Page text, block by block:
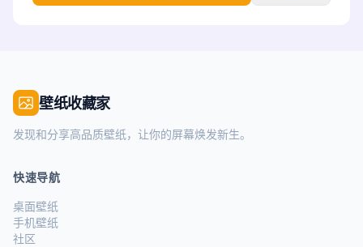
壁纸收藏家
发现和分享高品质壁纸，让你的屏幕焕发新生。
快速导航
桌面壁纸
手机壁纸
社区